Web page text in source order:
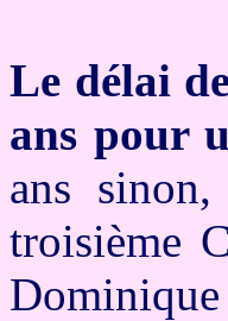
Le délai
ans pour
ans
troisième